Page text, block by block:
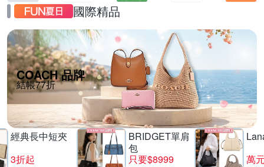
國際精品
COACH 品牌
結帳77折
經典長中短夾
3折起
BRIDGET單肩
包
只要$8999
萬